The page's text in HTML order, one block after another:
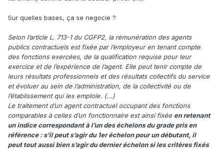
Sur quelles bases, ça se negocie ?
Selon l’article L. 713-1 du CGFP2, la rémunération des agents
publics contractuels est fixée par l’employeur en tenant compte
des fonctions exercées, de la qualification requise pour leur
exercice et de l’expérience de l’agent. Elle peut tenir compte de
leurs résultats professionnels et des résultats collectifs du service
et évoluer au sein de l’administration, de la collectivité ou de
l’établissement qui les emploie. (...)
Le traitement d’un agent contractuel occupant des fonctions
comparables à celles d’un fonctionnaire est ainsi fixée en retenant
un indice correspondant à l’un des échelons du grade pris en
référence : s’il peut s’agir du 1er échelon pour un débutant, il
peut tout aussi bien s’agir du dernier échelon si les critères fixés